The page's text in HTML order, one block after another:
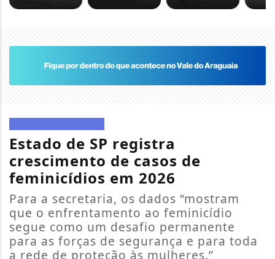
Estado de SP registra
crescimento de casos de
feminicídios em 2026
Para a secretaria, os dados “mostram
que o enfrentamento ao feminicídio
segue como um desafio permanente
para as forças de segurança e para toda
a rede de proteção às mulheres.”